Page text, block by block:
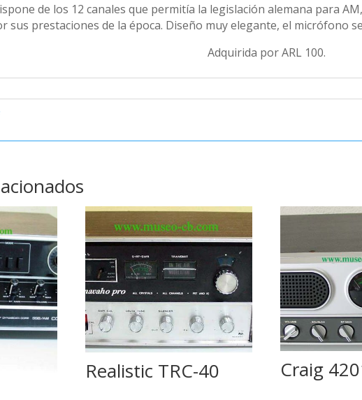
de los 12 canales que permitía la legislación alemana para
sus prestaciones de la época. Diseño muy elegante, el micrófono
Adquirida por ARL 100.
Realistic TRC-40
Craig